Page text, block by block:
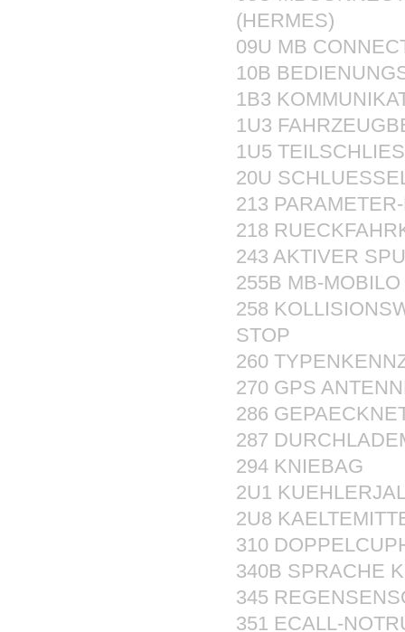
(HERMES)
09U MB
10B
1B3
1U3
1U5
20U
213
218
243 AKTIVER
255B MB-
258
STOP
260
270 GPS
286
287
294 KNIEBAG
2U1
2U8
310
340B SPRACHE
345
351 ECALL-